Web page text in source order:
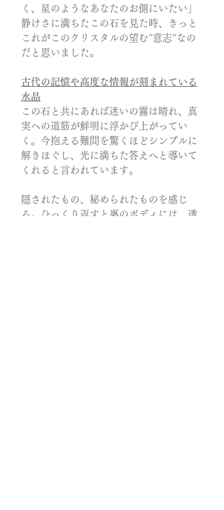
く、星のようなあなたのお側にいたい」
静けさに満ちたこの石を見た時、きっと
これがこのクリスタルの望む”意志”なの
だと思いました。
古代の記憶や高度な情報が刻まれている
水晶
この石と共にあれば迷いの霧は晴れ、真
実への道筋が鮮明に浮かび上がってい
く。今抱える難問を驚くほどシンプルに
解きほぐし、光に満ちた答えへと導いて
くれると言われています。
隠されたもの、秘められたものを感じ
る。ひっくり返すと裏のボディには、透